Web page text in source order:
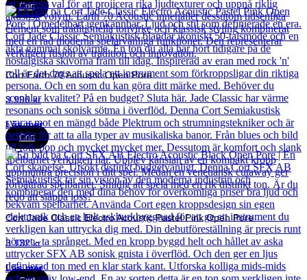
Cort
Cort Earth 70 Acoustic Open Pore
3 990kr
Läs mer
Cort
Cort Jade Classic Electro Acoustic Pastel Pink Open Pore
3 132kr
Läs mer